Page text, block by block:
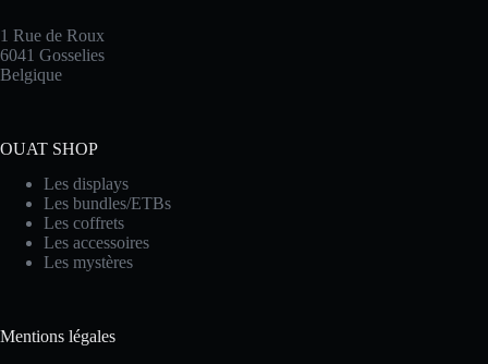
1 Rue de Roux
6041 Gosselies
Belgique
OUAT SHOP
Les displays
Les bundles/ETBs
Les coffrets
Les accessoires
Les mystères
Mentions légales